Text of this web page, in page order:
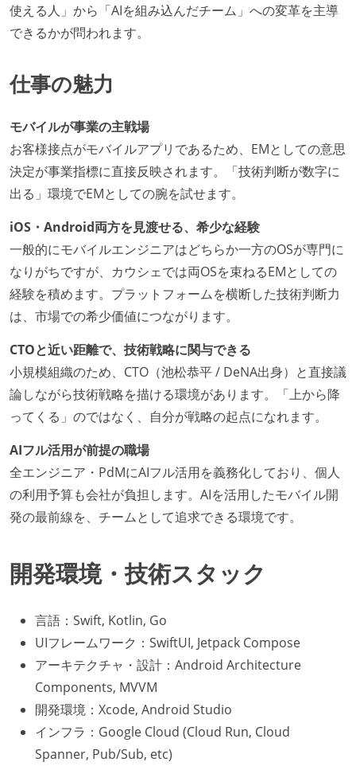
使える人」から「AIを組み込んだチーム」への変革を主導
できるかが問われます。
仕事の魅力
モバイルが事業の主戦場
お客様接点がモバイルアプリであるため、EMとしての意思
決定が事業指標に直接反映されます。「技術判断が数字に
出る」環境でEMとしての腕を試せます。
iOS・Android両方を見渡せる、希少な経験
一般的にモバイルエンジニアはどちらか一方のOSが専門に
なりがちですが、カウシェでは両OSを束ねるEMとしての
経験を積めます。プラットフォームを横断した技術判断力
は、市場での希少価値につながります。
CTOと近い距離で、技術戦略に関与できる
小規模組織のため、CTO（池松恭平 / DeNA出身）と直接議
論しながら技術戦略を描ける環境があります。「上から降
ってくる」のではなく、自分が戦略の起点になれます。
AIフル活用が前提の職場
全エンジニア・PdMにAIフル活用を義務化しており、個人
の利用予算も会社が負担します。AIを活用したモバイル開
発の最前線を、チームとして追求できる環境です。
開発環境・技術スタック
言語：Swift, Kotlin, Go
UIフレームワーク：SwiftUI, Jetpack Compose
アーキテクチャ・設計：Android Architecture
Components, MVVM
開発環境：Xcode, Android Studio
インフラ：Google Cloud (Cloud Run, Cloud
Spanner, Pub/Sub, etc)